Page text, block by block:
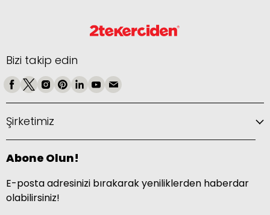
Bizi takip edin
Şirketimiz
Abone Olun!
E-posta adresinizi bırakarak yeniliklerden haberdar
olabilirsiniz!